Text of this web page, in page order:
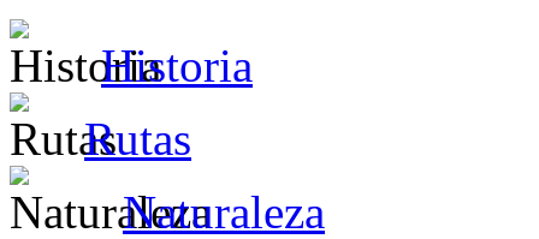
Historia
Rutas
Naturaleza